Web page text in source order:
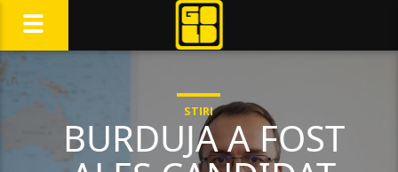
STIRI
BURDUJA A FOST